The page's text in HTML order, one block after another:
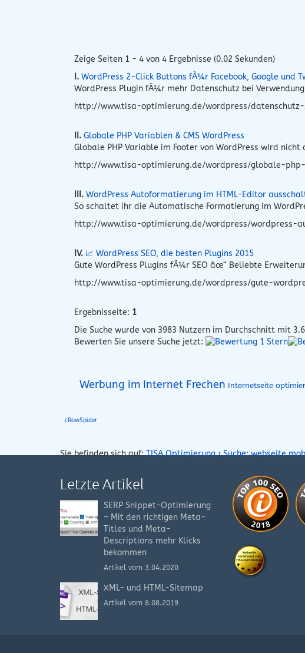
Zeige Seiten 1 - 4 von 4 Ergebnisse (0.02 Sekunden)
I. WordPress 2-Click Buttons fÃ¼r Facebook, Google und
WordPress Plugin fÃ¼r mehr Datenschutz bei
http://www.tisa-optimierung.de/wordpress/
II. Globale PHP Variablen & CMS WordPress
Globale PHP Variable im Footer von WordPress wird nicht
http://www.tisa-optimierung.de/wordpress/globale-
III. WordPress Autoformatierung im HTML-Editor
So schaltet ihr die Automatische Formatierung im
http://www.tisa-optimierung.de/wordpress/wordpress-
IV. 📈 WordPress SEO, die besten Plugins 2015
Gute WordPress Plugins fÃ¼r SEO âœ“ Beliebte
http://www.tisa-optimierung.de/wordpress/gute-
Ergebnisseite: 1
Die Suche wurde von 3983 Nutzern im Durchschnitt mit 3.6
Bewerten Sie unsere Suche jetzt:
Werbung im Internet Frechen Internetseite
cRowSpider
Sie befinden sich auf:TISA Optimierung›Suche: webseite
Letzte Artikel
SERP Snippet-Optimierung
– Mit den richtigen Meta-
Titles und Meta-
Descriptions mehr Klicks
bekommen
Artikel vom 3.04.2020
XML- und HTML-Sitemap
Artikel vom 8.08.2019